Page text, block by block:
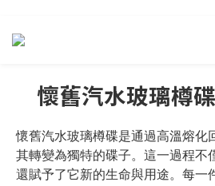
懷舊汽水玻璃樽
懷舊汽水玻璃樽碟是通過高溫熔化
其轉變為獨特的碟子。這一過程不
還賦予了它新的生命與用途。每一